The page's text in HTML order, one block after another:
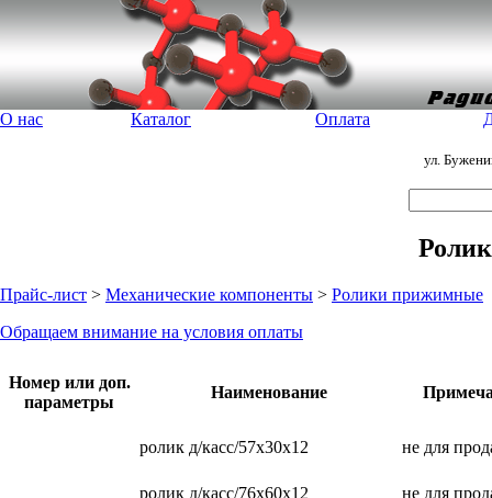
О нас Каталог Оплата
ул.
Прайс-лист > Механические компоненты > Ролики прижимные
Обращаем внимание на условия оплаты
Номер или доп.
параметры
Наименование
ролик д/касс/57x30x12 не для
ролик д/касс/76x60x12 не для